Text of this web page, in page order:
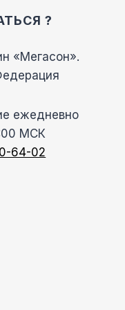
?
«Мегасон».
ежедневно
МСК
64-02